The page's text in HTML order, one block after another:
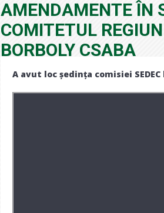
AMENDAMENTE ÎN
COMITETUL
BORBOLY CSABA
A avut loc ședința comisiei